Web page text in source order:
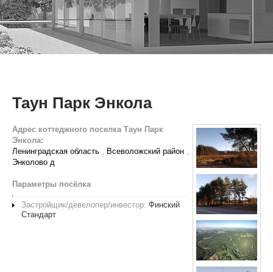
Таун Парк Энкола
Адрес коттеджного поселка Таун Парк
Энкола:
Ленинградская область , Всеволожский район ,
Энколово д
Параметры посёлка
Застройщик/девелопер/инвестор: Финский
Стандарт